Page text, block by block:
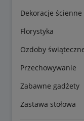
Dekoracje ścienne
Florystyka
Ozdoby
Przechowywanie
Zabawne gadżety
Zastawa stołowa